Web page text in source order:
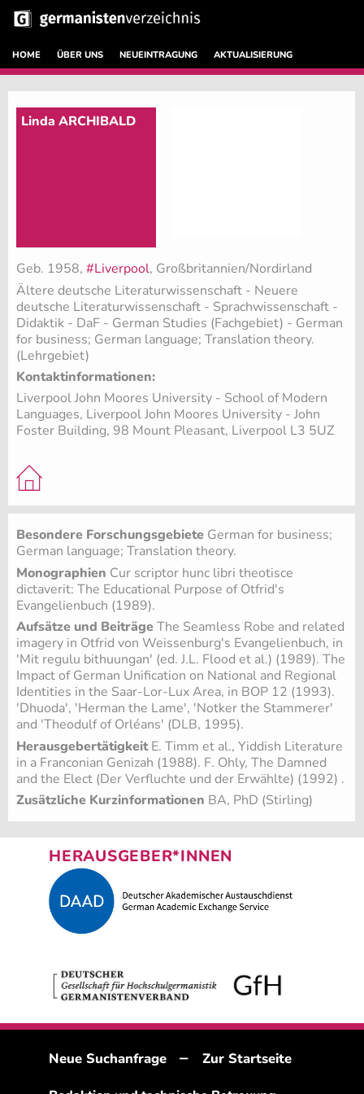
HOME ÜBER UNS NEUEINTRAGUNG AKTUALISIERUNG
Linda ARCHIBALD
Geb. 1958, #Liverpool, Großbritannien/Nordirland
Ältere deutsche Literaturwissenschaft - Neuere
deutsche Literaturwissenschaft - Sprachwissenschaft -
Didaktik - DaF - German Studies (Fachgebiet) - German
for business; German language; Translation theory.
(Lehrgebiet)
Kontaktinformationen:
Liverpool John Moores University - School of Modern
Languages, Liverpool John Moores University - John
Foster Building, 98 Mount Pleasant, Liverpool L3 5UZ
Besondere Forschungsgebiete German for business;
German language; Translation theory.
Monographien Cur scriptor hunc libri theotisce
dictaverit: The Educational Purpose of Otfrid's
Evangelienbuch (1989).
Aufsätze und BeiträgeThe Seamless Robe and related
imagery in Otfrid von Weissenburg's Evangelienbuch, in
'Mit regulu bithuungan' (ed. J.L. Flood et al.) (1989). The
Impact of German Unification on National and Regional
Identities in the Saar-Lor-Lux Area, in BOP 12 (1993).
'Dhuoda', 'Herman the Lame', 'Notker the Stammerer'
and 'Theodulf of Orléans' (DLB, 1995).
HerausgebertätigkeitE. Timm et al., Yiddish Literature
in a Franconian Genizah (1988). F. Ohly, The Damned
and the Elect (Der Verfluchte und der Erwählte) (1992) .
Zusätzliche Kurzinformationen BA, PhD (Stirling)
HERAUSGEBER*INNEN
Neue Suchanfrage – Zur Startseite